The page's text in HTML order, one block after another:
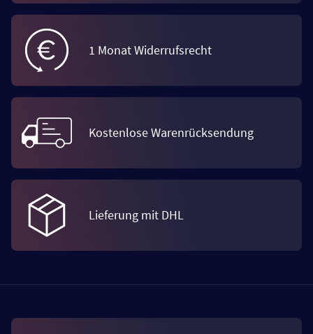
1 Monat Widerrufsrecht
Kostenlose Warenrücksendung
Lieferung mit DHL